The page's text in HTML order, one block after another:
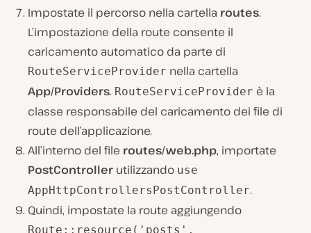
Impostate il percorso nella cartella routes.
L’impostazione della route consente il
caricamento automatico da parte di
RouteServiceProvider nella cartella
App/Providers. RouteServiceProvider è la
classe responsabile del caricamento dei file di
route dell’applicazione.
All’interno del file routes/web.php, importate
PostController utilizzando use
AppHttpControllersPostController.
Quindi, impostate la route aggiungendo
Route::resource('posts',